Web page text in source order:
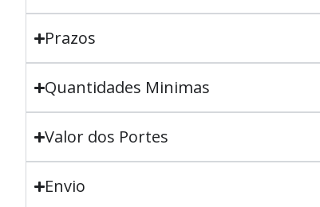
Prazos
Quantidades Minimas
Valor dos Portes
Envio